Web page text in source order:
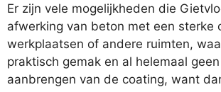
Er zijn vele mogelijkheden die
afwerking van beton met een sterke
werkplaatsen of andere ruimten,
praktisch gemak en al helemaal
aanbrengen van de coating, want